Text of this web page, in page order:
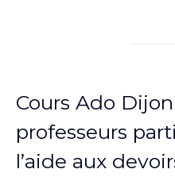
Cours Ado
professeurs
l’aide aux